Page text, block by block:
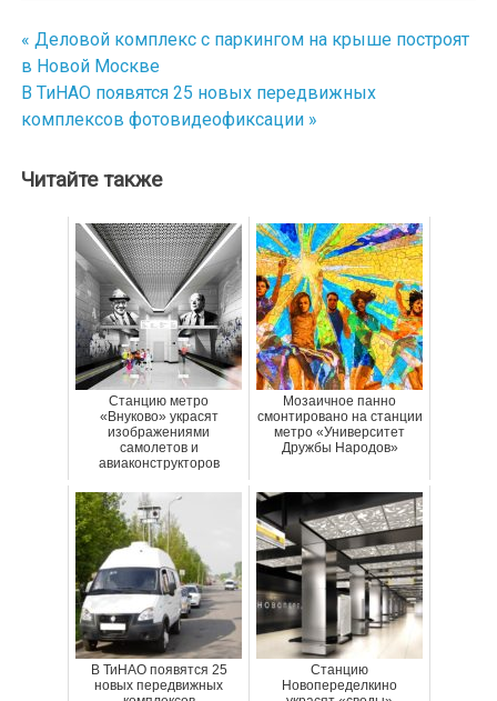
Навигация
по
записям
« Деловой комплекс с паркингом на крыше построят
в Новой Москве
В ТиНАО появятся 25 новых передвижных
комплексов фотовидеофиксации »
Читайте также
Станцию метро
«Внуково» украсят
изображениями
самолетов и
авиаконструкторов
Мозаичное панно
смонтировано на станции
метро «Университет
Дружбы Народов»
В ТиНАО появятся 25
новых передвижных
Станцию
Новопеределкино